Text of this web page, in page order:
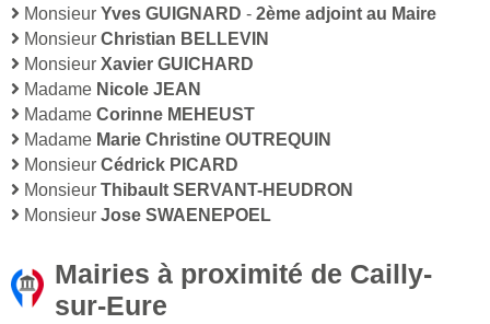
Monsieur Yves GUIGNARD - 2ème adjoint au Maire
Monsieur Christian BELLEVIN
Monsieur Xavier GUICHARD
Madame Nicole JEAN
Madame Corinne MEHEUST
Madame Marie Christine OUTREQUIN
Monsieur Cédrick PICARD
Monsieur Thibault SERVANT-HEUDRON
Monsieur Jose SWAENEPOEL
Mairies à proximité de Cailly-
sur-Eure